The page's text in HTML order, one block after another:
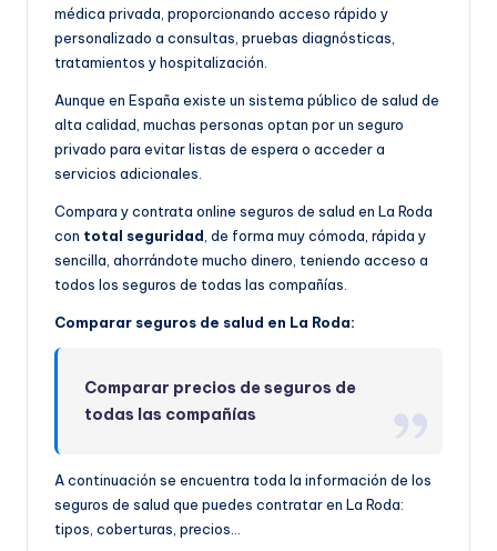
médica privada, proporcionando acceso rápido y
personalizado a consultas, pruebas diagnósticas,
tratamientos y hospitalización.
Aunque en España existe un sistema público de salud de
alta calidad, muchas personas optan por un seguro
privado para evitar listas de espera o acceder a
servicios adicionales.
Compara y contrata online seguros de salud en La Roda
con total seguridad, de forma muy cómoda, rápida y
sencilla, ahorrándote mucho dinero, teniendo acceso a
todos los seguros de todas las compañías.
Comparar seguros de salud en La Roda:
Comparar precios de seguros de
todas las compañías
A continuación se encuentra toda la información de los
seguros de salud que puedes contratar en La Roda:
tipos, coberturas, precios…